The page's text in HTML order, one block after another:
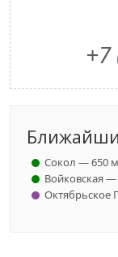
+7
Сокол — 650 м
Войковская —
Октябрьское